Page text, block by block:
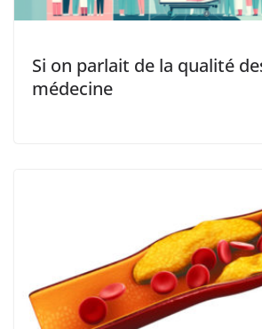
Si on parlait de la qualité
médecine